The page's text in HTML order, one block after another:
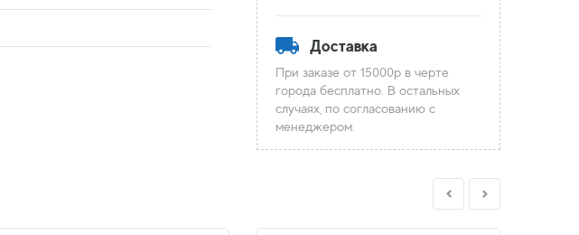
Доставка
При заказе от 15000р в черте
города бесплатно. В остальных
случаях, по согласованию с
менеджером.